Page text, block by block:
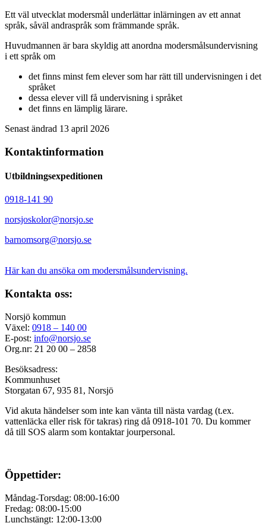
Ett väl utvecklat modersmål underlättar inlärningen av ett annat
språk, såväl andraspråk som främmande språk.
Huvudmannen är bara skyldig att anordna modersmålsundervisning
i ett språk om
det finns minst fem elever som har rätt till undervisningen i det
språket
dessa elever vill få undervisning i språket
det finns en lämplig lärare.
Senast ändrad 13 april 2026
Kontaktinformation
Utbildningsexpeditionen
0918-141 90
norsjoskolor@norsjo.se
barnomsorg@norsjo.se
Här kan du ansöka om modersmålsundervisning.
Kontakta oss:
Norsjö kommun
Växel: 0918 – 140 00
E-post: info@norsjo.se
Org.nr: 21 20 00 – 2858
Besöksadress:
Kommunhuset
Storgatan 67, 935 81, Norsjö
Vid akuta händelser som inte kan vänta till nästa vardag (t.ex.
vattenläcka ellerrisk för takras) ring då 0918-101 70. Du kommer
då till SOS alarm som kontaktar jourpersonal.
Öppettider:
Måndag-Torsdag: 08:00-16:00
Fredag: 08:00-15:00
Lunchstängt: 12:00-13:00